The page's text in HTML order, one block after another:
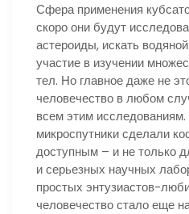
Сфера применения
скоро они будут
астероиды, искать
участие в изучении
тел. Но главное даже не
человечество в любом
всем этим
микроспутники сделали
доступным – и не только
и серьезных научных
простых энтузиастов-
человечество стало еще